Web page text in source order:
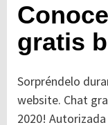
gratis
Sorpréndelo
website. Chat
2020!